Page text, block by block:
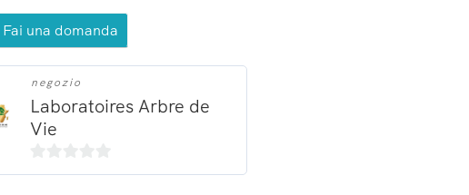
Fai una domanda
negozio
Laboratoires Arbre de
Vie
0